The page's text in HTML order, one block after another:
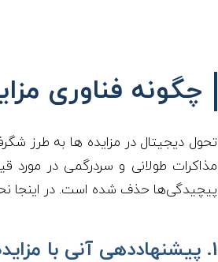
چگونه فناوری
تحول دیجیتال در مزایده ها به طرز
پیچیدگی‌ها حذف شده است. در اینجا
1. پیشنهاددهی آنی با مزایده های الکترونیکی